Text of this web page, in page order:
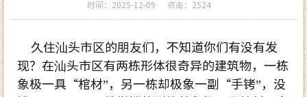
时间：2025-12-09 点击：2524
久住汕头市区的朋友们，不知道你们有没有发
现？在汕头市区有两栋形体很奇异的建筑物，一栋
象极一具“棺材”，另一栋却极象一副“手铐”，没